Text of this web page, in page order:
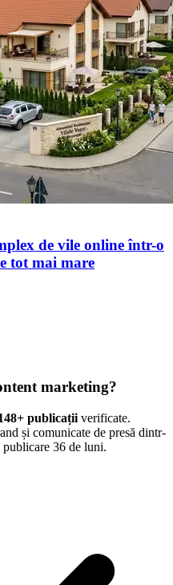
de vile online într-o
tot mai mare
marketing?
+ publicații verificate.
și comunicate de presă dintr-
publicare 36 de luni.